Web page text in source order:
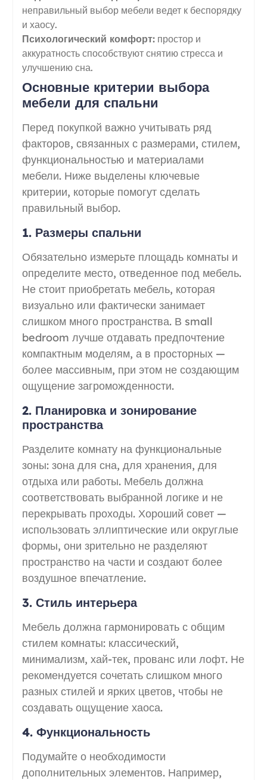
неправильный выбор мебели ведет к беспорядку
и хаосу.
Психологический комфорт:простор и
аккуратность способствуют снятию стресса и
улучшению сна.
Основные критерии выбора
мебели для спальни
Перед покупкой важно учитывать ряд
факторов, связанных с размерами, стилем,
функциональностью и материалами
мебели. Ниже выделены ключевые
критерии, которые помогут сделать
правильный выбор.
1. Размеры спальни
Обязательно измерьте площадь комнаты и
определите место, отведенное под мебель.
Не стоит приобретать мебель, которая
визуально или фактически занимает
слишком много пространства. В small
bedroom лучше отдавать предпочтение
компактным моделям, а в просторных —
более массивным, при этом не создающим
ощущение загроможденности.
2. Планировка и зонирование
пространства
Разделите комнату на функциональные
зоны: зона для сна, для хранения, для
отдыха или работы. Мебель должна
соответствовать выбранной логике и не
перекрывать проходы. Хороший совет —
использовать эллиптические или округлые
формы, они зрительно не разделяют
пространство на части и создают более
воздушное впечатление.
3. Стиль интерьера
Мебель должна гармонировать с общим
стилем комнаты: классический,
минимализм, хай-тек, прованс или лофт. Не
рекомендуется сочетать слишком много
разных стилей и ярких цветов, чтобы не
создавать ощущение хаоса.
4. Функциональность
Подумайте о необходимости
дополнительных элементов. Например,